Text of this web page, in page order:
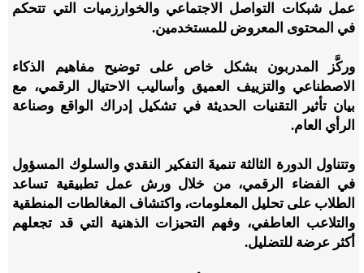
عمل شبكات التواصل الاجتماعي والخوارزميات التي تتحكم
في المحتوى المعروض للمستخدمين.
وركَّز المدربون بشكل خاص على توضيح مفاهيم الذكاء
الاصطناعي والتزييف العميق وأساليب الاحتيال الرقمي، مع
بيان تأثير التقنيات الحديثة في تشكيل إدراك الواقع وصناعة
الرأي العام.
وتتناول الدورة الثالثة تنميةَ التفكير النقدي والسلوك المسؤول
في الفضاء الرقمي، من خلال ورش عمل تطبيقية تساعد
الطلاب على تحليل المعلومات، واكتشاف المغالطات المنطقية
والتلاعب العاطفي، وفهم التحيزات الذهنية التي قد تجعلهم
أكثر عرضة للتضليل.